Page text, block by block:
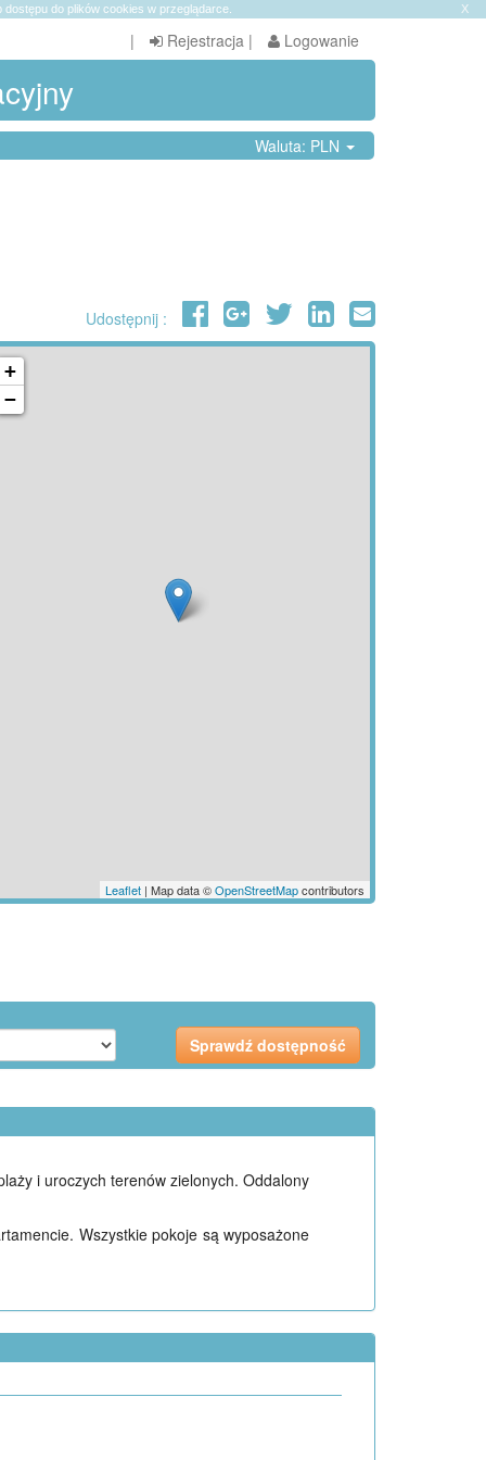
X
do plików cookies w przeglądarce.
| Rejestracja | Logowanie
Waluta: PLN
Udostępnij :
+
−
Leaflet | Map data ©OpenStreetMapcontributors
i uroczych terenów zielonych. Oddalony
Wszystkie pokoje są wyposażone